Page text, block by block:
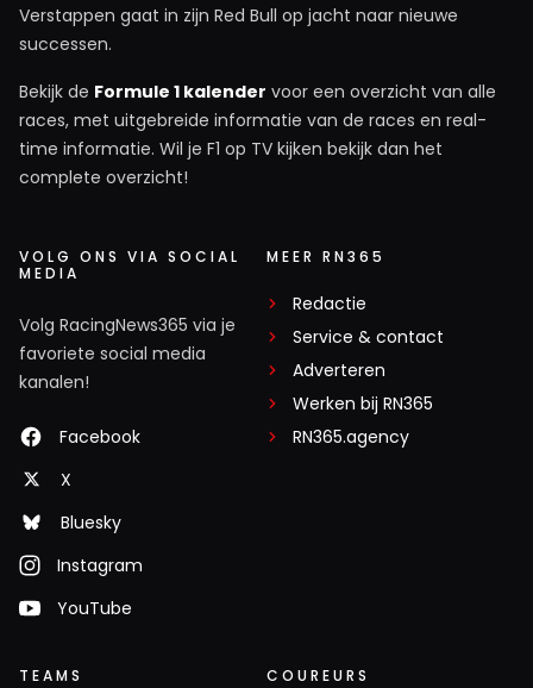
Verstappen gaat in zijn Red Bull op jacht naar nieuwe
successen.
Bekijk de Formule 1 kalender voor een overzicht van alle
races, met uitgebreide informatie van de races en real-
time informatie. Wil je F1 op TV kijken bekijk dan het
complete overzicht!
VOLG ONS VIA SOCIAL
MEDIA
Volg RacingNews365 via je
favoriete social media
kanalen!
Facebook
X
Bluesky
Instagram
YouTube
MEER RN365
Redactie
Service & contact
Adverteren
Werken bij RN365
RN365.agency
TEAMS COUREURS